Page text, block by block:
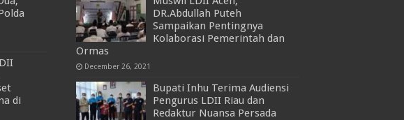
di
DR.Abdullah Puteh
Sampaikan Pentingnya
Kolaborasi Pemerintah dan
Ormas
December 26, 2021
Bupati Inhu Terima Audiensi
Pengurus LDII Riau dan
Redaktur Nuansa Persada